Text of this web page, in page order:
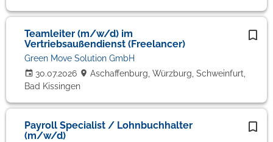
Teamleiter (m/w/d) im
Vertriebsaußendienst (Freelancer)
30.07.2026
Green Move Solution GmbH
Aschaffenburg, Würzburg, Schweinfurt,
Bad Kissingen
Payroll Specialist / Lohnbuchhalter
(m/w/d)